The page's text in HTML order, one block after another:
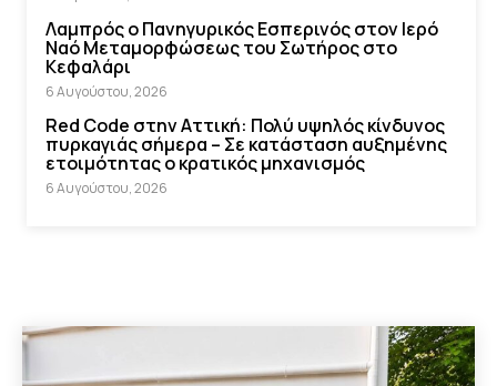
Λαμπρός ο Πανηγυρικός Εσπερινός στον Ιερό
Ναό Μεταμορφώσεως του Σωτήρος στο
Κεφαλάρι
6 Αυγούστου, 2026
Red Code στην Αττική: Πολύ υψηλός κίνδυνος
πυρκαγιάς σήμερα – Σε κατάσταση αυξημένης
ετοιμότητας ο κρατικός μηχανισμός
6 Αυγούστου, 2026